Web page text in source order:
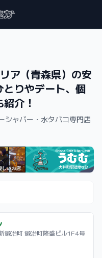
ア（青森県）の安
りやデート、個
介！
シャバー・水タバコ専門店
鍛冶町 鍛冶町隆盛ビル1F4号